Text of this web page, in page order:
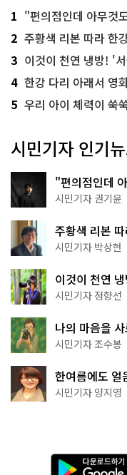
1 "편의점인데 아무것도 안
2 주황색 리본 따라 한강부
3 이것이 천연 냉방! '
4 한강 다리 아래서 영
5 우리 아이 체력이 쑥
시민기자 인기
"편의점인데
한 편의점의 정체
시민기자 권기윤
주황색 리본
서울둘레길 15
시민기자 박상현
이것이 천연
나볼까
시민기자 정향선
나의 마음을
상작 공개!
시민기자 조수봉
한여름에도
천국이네~
시민기자 양지영
다
운